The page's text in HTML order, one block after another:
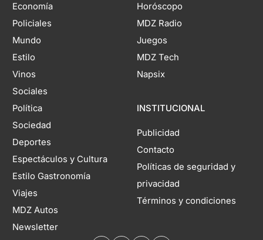
Economía
Policiales
Mundo
Estilo
Vinos
Sociales
Política
Sociedad
Deportes
Espectáculos y Cultura
Estilo Gastronomía
Viajes
MDZ Autos
Newsletter
Horóscopo
MDZ Radio
Juegos
MDZ Tech
Napsix
INSTITUCIONAL
Publicidad
Contacto
Políticas de seguridad y
privacidad
Términos y condiciones